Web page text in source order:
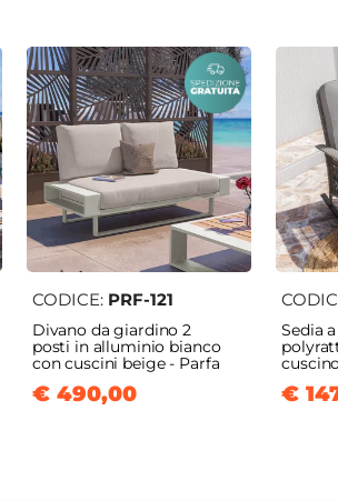
CODICE: PRF-121
Divano da giardino 2
posti in alluminio bianco
con cuscini beige - Parfa
€ 490,00
Sedia
€